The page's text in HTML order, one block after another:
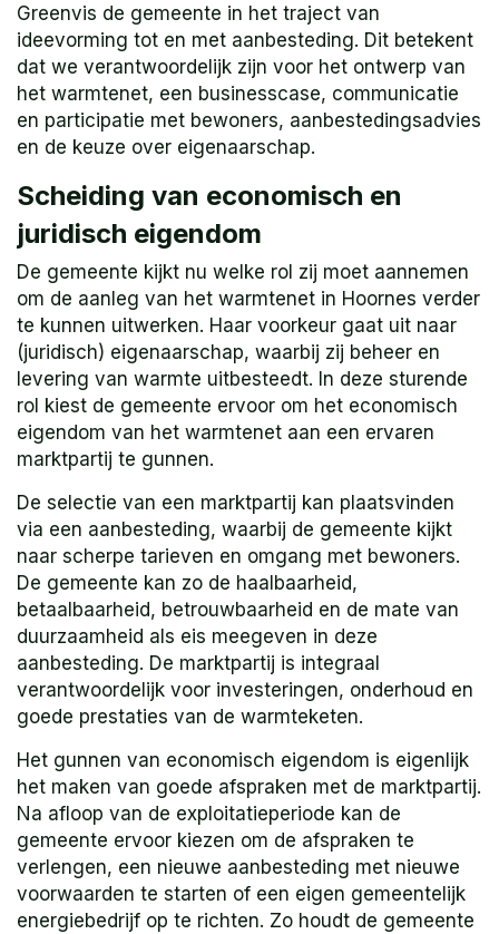
Greenvis de gemeente in het traject van
ideevorming tot en met aanbesteding. Dit betekent
dat we verantwoordelijk zijn voor het ontwerp van
het warmtenet, een businesscase, communicatie
en participatie met bewoners, aanbestedingsadvies
en de keuze over eigenaarschap.
Scheiding van economisch en
juridisch eigendom
De gemeente kijkt nu welke rol zij moet aannemen
om de aanleg van het warmtenet in Hoornes verder
te kunnen uitwerken. Haar voorkeur gaat uit naar
(juridisch) eigenaarschap, waarbij zij beheer en
levering van warmte uitbesteedt. In deze sturende
rol kiest de gemeente ervoor om het economisch
eigendom van het warmtenet aan een ervaren
marktpartij te gunnen.
De selectie van een marktpartij kan plaatsvinden
via een aanbesteding, waarbij de gemeente kijkt
naar scherpe tarieven en omgang met bewoners.
De gemeente kan zo de haalbaarheid,
betaalbaarheid, betrouwbaarheid en de mate van
duurzaamheid als eis meegeven in deze
aanbesteding. De marktpartij is integraal
verantwoordelijk voor investeringen, onderhoud en
goede prestaties van de warmteketen.
Het gunnen van economisch eigendom is eigenlijk
het maken van goede afspraken met de marktpartij.
Na afloop van de exploitatieperiode kan de
gemeente ervoor kiezen om de afspraken te
verlengen, een nieuwe aanbesteding met nieuwe
voorwaarden te starten of een eigen gemeentelijk
energiebedrijf op te richten. Zo houdt de gemeente